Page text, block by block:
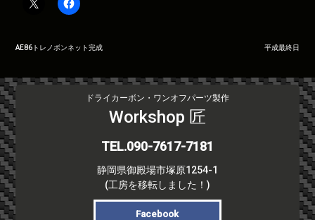
投
ナ
ビ
ゲ
ー
シ
ョ
ン
AE86トレノボンネット完成 平成最終日
ドライカーボン・ワンオフパーツ製作
Workshop 匠
TEL.090-7617-7181
静岡県御殿場市塚原1254-1
(工房を移転しました！)
Facebook